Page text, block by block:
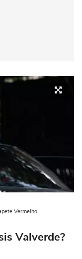
Vermelho
Valverde?